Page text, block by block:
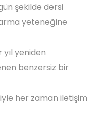
şekilde dersi
yeteneğine
yıl yeniden
benzersiz bir
her zaman iletişim